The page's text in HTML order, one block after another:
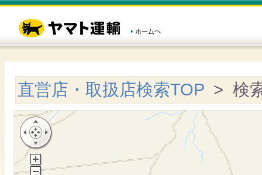
直営店・取扱店検索TOP > 検